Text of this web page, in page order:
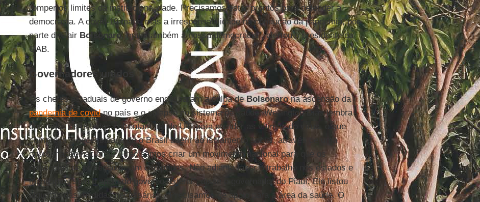
romper os limites da institucionalidade. Precisamos estar prontos para defender a
democracia. A covid-19 mata, mas a irresponsabilidade na condução da pandemia, por
parte de Jair Bolsonaro, mata também a nossa democracia”, alertou o presidente da
OAB.
Governadores unidos
Os chefes estaduais de governo endossaram a culpa deBolsonarona ascensão da
pandemia de covidno país e o colapso no sistema de saúde. Wellington Dias lembra
que todos os estados enfrentam fila de UTI para atender as vítimas do vírus, o que
comprova a necessidade de o Brasil aderir ao isolamento social, através de uma
coordenação nacional. “Precisamos criar um movimento nacional para que os
protocolos de proteção sejam cumpridos. Não adianta fazer o trabalho nos estados e
municípios sem o apoio do governo federal”, disse o governador do Piauí. Ele listou
algumas das medidas necessárias. “Precisamos de apoio para a área da saúde. O